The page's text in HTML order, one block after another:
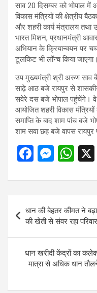
साव 20 दिसम्बर को भोपाल
विकास मंत्रियों की क्षेत्रीय
और शहरी कार्य मंत्रालय तथा
भारत मिशन, प्रधानमंत्री
अभियान के क्रियान्वयन पर
टूलकिट भी लॉन्च किया जाएगा।
उप मुख्यमंत्री श्री अरुण साव
साढ़े आठ बजे रायपुर से
सवेरे दस बजे भोपाल पहुंचेंगे। वे
आयोजित शहरी विकास
समाप्ति के बाद शाम पांच बजे
शाम सवा छह बजे वापस रायपुर
F
ce
b
o
o
k
M
se
g
er
W
at
A
p
p
navigation
धान की बेहतर कीमत ने
की खेती से संवर रहा
धान खरीदी केंद्रों का
मात्रा से अधिक धान